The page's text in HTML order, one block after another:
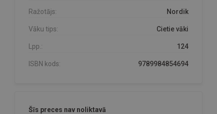
Ražotājs: Nordik
Vāku tips: Cietie vāki
Lpp.: 124
ISBN kods: 9789984854694
Šīs preces nav noliktavā